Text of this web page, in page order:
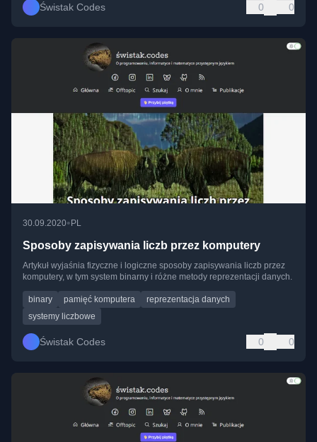
Świstak Codes 0 0
30.09.2020• PL
Sposoby zapisywania liczb przez komputery
Artykuł wyjaśnia fizyczne i logiczne sposoby zapisywania liczb przez
komputery, w tym system binarny i różne metody reprezentacji danych.
binary pamięć komputera
reprezentacja danych
systemy liczbowe
Świstak Codes 0 0